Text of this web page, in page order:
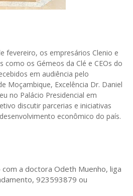
fevereiro, os empresários Clenio e
como os Gémeos da Clé e CEOs do
em audiência pelo
Moçambique, Excelência Dr. Daniel
no Palácio Presidencial em
discutir parcerias e iniciativas
econômico do país.
com a doctora Odeth Muenho, liga
923593879 ou